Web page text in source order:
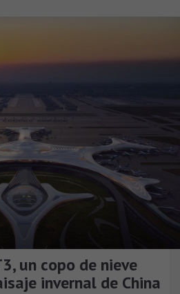
un copo de nieve
invernal de China